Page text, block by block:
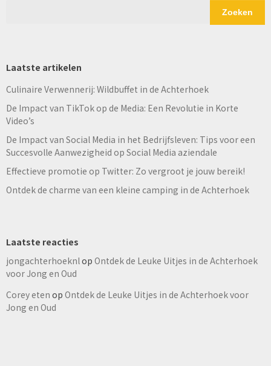
Zoeken
Laatste artikelen
Culinaire Verwennerij: Wildbuffet in de Achterhoek
De Impact van TikTok op de Media: Een Revolutie in Korte
Video’s
De Impact van Social Media in het Bedrijfsleven: Tips voor een
Succesvolle Aanwezigheid op Social Media aziendale
Effectieve promotie op Twitter: Zo vergroot je jouw bereik!
Ontdek de charme van een kleine camping in de Achterhoek
Laatste reacties
jongachterhoeknl op Ontdek de Leuke Uitjes in de Achterhoek
voor Jong en Oud
Corey eten op Ontdek de Leuke Uitjes in de Achterhoek voor
Jong en Oud